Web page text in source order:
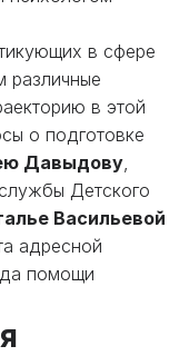
в сфере
различные
в этой
о подготовке
Давыдову,
Детского
Васильевой
адресной
помощи